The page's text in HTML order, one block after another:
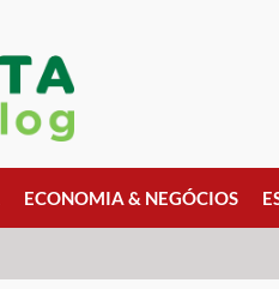
ECONOMIA & NEGÓCIOS